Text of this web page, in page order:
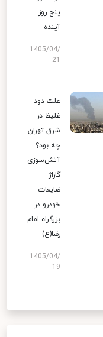
پنج روز
آینده
1405/04/
علت دود
غلیظ در
شرق تهران
چه بود؟
آتش‌سوزی
گاراژ
ضایعات
خودرو در
بزرگراه امام
رضا(ع)
1405/04/
19